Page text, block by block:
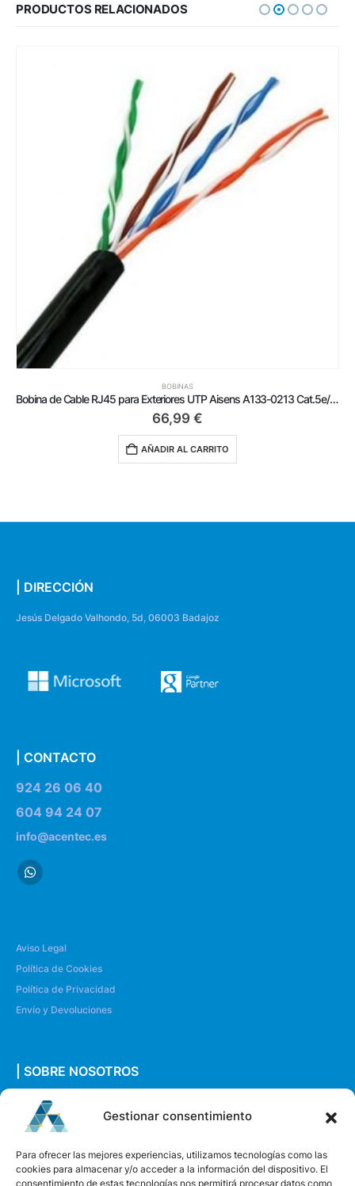
Gestionar consentimiento
Para ofrecer las mejores experiencias, utilizamos tecnologías como las
cookies para almacenar y/o acceder a la información del dispositivo. El
consentimiento de estas tecnologías nos permitirá procesar datos como
PRODUCTOS RELACIONADOS
BOBINAS
Bobina de Cable RJ45 para Exteriores UTP Aisens A133-0213 Cat.5e/ 305m/ Impermeable/ Negro
66,99 €
AÑADIR AL CARRITO
| DIRECCIÓN
Jesús Delgado Valhondo, 5d, 06003 Badajoz
| CONTACTO
924 26 06 40
604 94 24 07
info@acentec.es
Aviso Legal
Política de Cookies
Política de Privacidad
Envío y Devoluciones
| SOBRE NOSOTROS
Quiénes somos
Envíanos un mensaje